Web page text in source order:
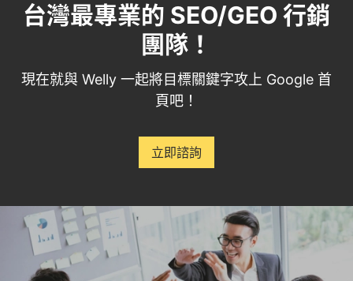
台灣最專業的 SEO/GEO 行銷
團隊！
現在就與 Welly 一起將目標關鍵字攻上 Google 首
頁吧！
立即諮詢